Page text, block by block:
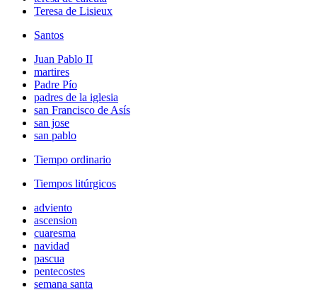
Teresa de Lisieux
Santos
Juan Pablo II
martires
Padre Pío
padres de la iglesia
san Francisco de Asís
san jose
san pablo
Tiempo ordinario
Tiempos litúrgicos
adviento
ascension
cuaresma
navidad
pascua
pentecostes
semana santa